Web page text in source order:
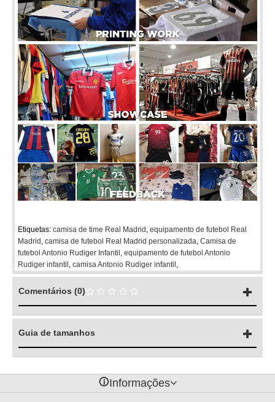
Etiquetas: camisa de time Real Madrid equipamento de futebol Real
Madrid camisa de futebol Real Madrid personalizada Camisa de
futebol Antonio Rudiger Infantil equipamento de futebol Antonio
Rudiger infantil camisa Antonio Rudiger infantil
Comentários (0)
Guia de tamanhos
󰈢Informações